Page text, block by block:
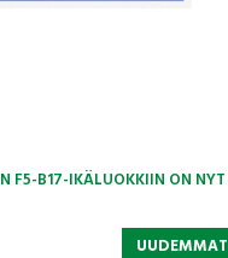
F5-B17-IKÄLUOKKIIN ON NYT